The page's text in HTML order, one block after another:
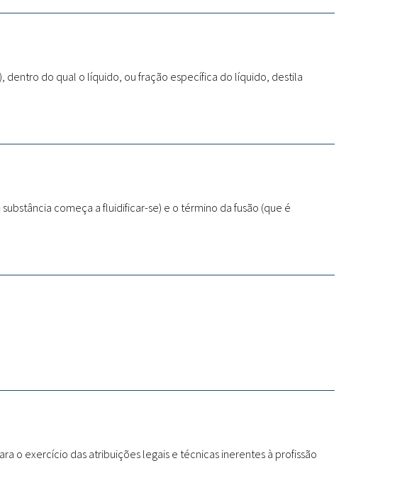
dentro do qual o líquido, ou fração específica do líquido, destila
começa a fluidificar-se) e o término da fusão (que é
o exercício das atribuições legais e técnicas inerentes à profissão